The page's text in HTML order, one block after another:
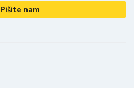
Pišite nam